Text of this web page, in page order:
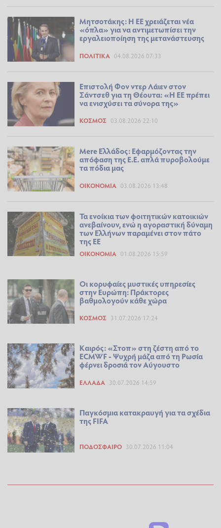
Μητσοτάκης: Η ΕΕ χρειάζεται νέα
«όπλα» για να αντιμετωπίσει την
εργαλειοποίηση της μετανάστευσης
ΠΟΛΙΤΙΚΆ 04.08.2026 07:33
Επιστολή Φον ντερ Λάιεν στον
Σάντσεθ για τη Θέουτα: «Η ΕΕ πρέπει
να ενισχύσει τα σύνορα της»
ΚΌΣΜΟΣ 03.08.2026 22:10
Mere Ελλάδος: Εφαρμόζοντας την
απόφαση της Ε.Ε. απλά πυροβολούμε
τα πόδια μας
ΟΙΚΟΝΟΜΊΑ 03.08.2026 13:48
Τα ενοίκια των φοιτητικών κατοικιών
ανεβαίνουν, ενώ η αγοραστική δύναμη
των Ελλήνων παραμένει στον πάτο
της ΕΕ
ΟΙΚΟΝΟΜΊΑ 01.08.2026 15:59
Οι κορυφαίες μυστικές υπηρεσίες
στην Ευρώπη: Πράκτορες
βαθμολογούν κάθε χώρα
ΚΌΣΜΟΣ 31.07.2026 17:24
Καιρός: «Στοπ» στη ζέστη από το
ECMWF - Ψυχρή μάζα από τη Ρωσία
φέρνει δροσιά τον Αύγουστο
ΕΛΛΆΔΑ 30.07.2026 14:59
Παγκόσμια κατακραυγή για τα σχέδια
της FIFA
ΠΟΔΌΣΦΑΙΡΟ 30.07.2026 11:04